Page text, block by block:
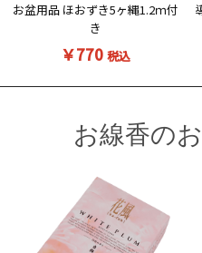
お盆用品 ほおずき5ヶ縄1.2ｍ付
き
￥770 税込
お線香の